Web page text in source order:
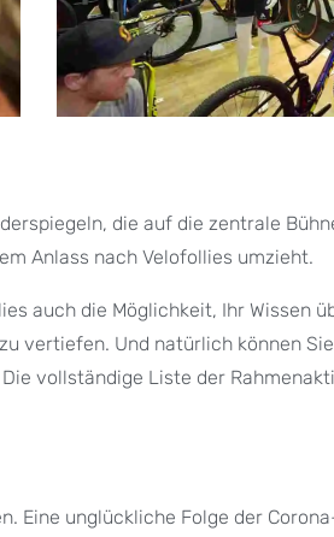
die auf die zentrale
Anlass nach Velofollies umzieht.
auch die Möglichkeit, Ihr Wissen
vertiefen. Und natürlich können
vollständige Liste der
Eine unglückliche Folge der